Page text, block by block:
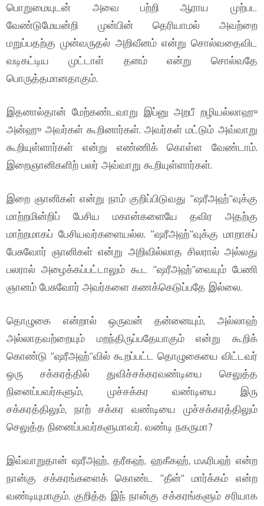
பொறுமையுடன் அவை பற்றி ஆராய முற்பட
வேண்டுமேயன்றி முன்பின் தெரியாமல் அவற்றை
மறுப்பதற்கு முன்வருதல் அறிவீனம் என்று சொல்வதைவிட
வடிகட்டிய முட்டாள் தனம் என்று சொல்வதே
பொருத்தமானதாகும்.
இதனால்தான் மேற்கண்டவாறு இப்னு அறபீ றழியல்லாஹு
அன்ஹு அவர்கள் கூறினார்கள். அவர்கள் மட்டும் அவ்வாறு
கூறியுள்ளார்கள் என்று எண்ணிக் கொள்ள வேண்டாம்.
இறைஞானிகளிற் பலர் அவ்வாறு கூறியுள்ளார்கள்.
இறை ஞானிகள் என்று நாம் குறிப்பிடுவது “ஷரீஅஹ்”வுக்கு
மாற்றமின்றிப் பேசிய மகான்களையே தவிர அதற்கு
மாற்றமாகப் பேசியவர்களையல்ல. “ஷரீஅஹ்”வுக்கு மாறாகப்
பேசுவோர் ஞானிகள் என்று அறிவில்லாத சிலரால் அல்லது
பலரால் அழைக்கப்பட்டாலும் கூட “ஷரீஅஹ்”வையும் பேணி
ஞானம் பேசுவோர் அவர்களை கணக்கெடுப்பதே இல்லை.
தொழுகை என்றால் ஒருவன் தன்னையும், அல்லாஹ்
அல்லாதவற்றையும் மறந்திருப்பதேயாகும் என்று கூறிக்
கொண்டு “ஷரீஅஹ்”வில் கூறப்பட்ட தொழுகையை விட்டவர்
ஒரு சக்கரத்தில் துவிச்சக்கரவண்டியை செலுத்த
நினைப்பவர்களும், முச்சக்கர வண்டியை இரு
சக்கரத்திலும், நாற் சக்கர வண்டியை முச்சக்கரத்திலும்
செலுத்த நினைப்பவர்களுமாவர். வண்டி நகருமா?
இவ்வாறுதான் ஷரீஅஹ், தரீகஹ், ஹகீகஹ், மஃரிபஹ் என்ற
நான்கு சக்கரங்களைக் கொண்ட “தீன்” மார்க்கம் என்ற
வண்டியுமாகும். குறித்த இந் நான்கு சக்கரங்களும் சரியாக